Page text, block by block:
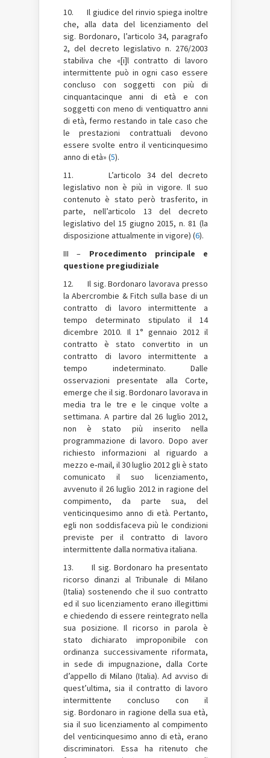
10. Il giudice del rinvio spiega inoltre
che, alla data del licenziamento del
sig. Bordonaro, l’articolo 34, paragrafo
2, del decreto legislativo n. 276/2003
stabiliva che «[i]l contratto di lavoro
intermittente può in ogni caso essere
concluso con soggetti con più di
cinquantacinque anni di età e con
soggetti con meno di ventiquattro anni
di età, fermo restando in tale caso che
le prestazioni contrattuali devono
essere svolte entro il venticinquesimo
anno di età» (5).
11. L’articolo 34 del decreto
legislativo non è più in vigore. Il suo
contenuto è stato però trasferito, in
parte, nell’articolo 13 del decreto
legislativo del 15 giugno 2015, n. 81 (la
disposizione attualmente in vigore) (6).
III – Procedimento principale e
questione pregiudiziale
12. Il sig. Bordonaro lavorava presso
la Abercrombie & Fitch sulla base di un
contratto di lavoro intermittente a
tempo determinato stipulato il 14
dicembre 2010. Il 1° gennaio 2012 il
contratto è stato convertito in un
contratto di lavoro intermittente a
tempo indeterminato. Dalle
osservazioni presentate alla Corte,
emerge che il sig. Bordonaro lavorava in
media tra le tre e le cinque volte a
settimana. A partire dal 26 luglio 2012,
non è stato più inserito nella
programmazione di lavoro. Dopo aver
richiesto informazioni al riguardo a
mezzo e‑mail, il 30 luglio 2012 gli è stato
comunicato il suo licenziamento,
avvenuto il 26 luglio 2012 in ragione del
compimento, da parte sua, del
venticinquesimo anno di età. Pertanto,
egli non soddisfaceva più le condizioni
previste per il contratto di lavoro
intermittente dalla normativa italiana.
13. Il sig. Bordonaro ha presentato
ricorso dinanzi al Tribunale di Milano
(Italia) sostenendo che il suo contratto
ed il suo licenziamento erano illegittimi
e chiedendo di essere reintegrato nella
sua posizione. Il ricorso in parola è
stato dichiarato improponibile con
ordinanza successivamente riformata,
in sede di impugnazione, dalla Corte
d’appello di Milano (Italia). Ad avviso di
quest’ultima, sia il contratto di lavoro
intermittente concluso con il
sig. Bordonaro in ragione della sua età,
sia il suo licenziamento al compimento
del venticinquesimo anno di età, erano
discriminatori. Essa ha ritenuto che